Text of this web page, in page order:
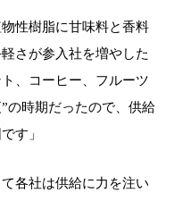
性樹脂に甘味料と香料
さが参入社を増やした
、コーヒー、フルーツ
の時期だったので、供給
す」
各社は供給に力を注い